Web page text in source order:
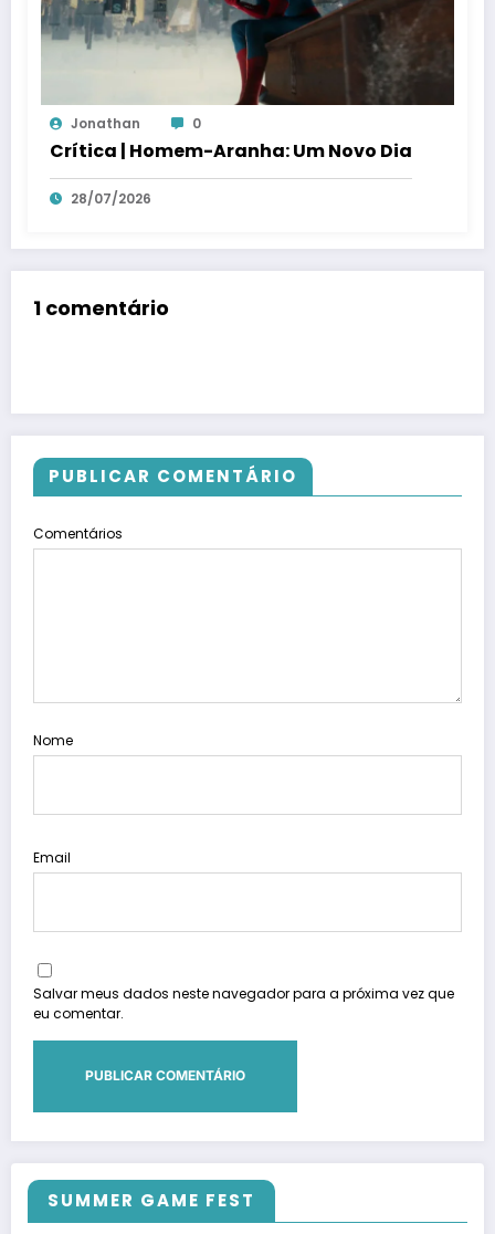
Jonathan 0
Crítica | Homem-Aranha: Um Novo Dia
28/07/2026
1 comentário
PUBLICAR COMENTÁRIO
Comentários
Nome
Email
Salvar meus dados neste navegador para a próxima vez que
eu comentar.
SUMMER GAME FEST